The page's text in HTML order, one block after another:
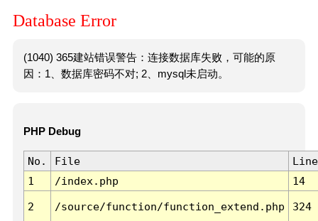
Database Error
(1040) 365建站错误警告：连接数据库失败，可能的原
因：1、数据库密码不对; 2、mysql未启动。
PHP Debug
No. File
Line
1
/index.php 14
2 /source/function/function_extend.php 324